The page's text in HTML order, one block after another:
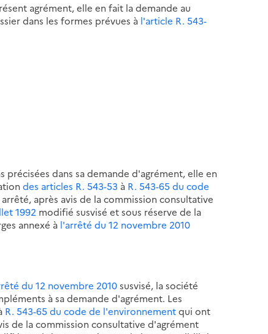
agrément, elle en fait la demande au
dans les formes prévues à l'article R. 543-
dans sa demande d'agrément, elle en
des articles R. 543-53 à R. 543-65 du code
après avis de la commission consultative
1992 modifié susvisé et sous réserve de la
annexé à l'arrêté du 12 novembre 2010
du 12 novembre 2010susvisé, la société
à sa demande d'agrément. Les
R. 543-65 du code de l'environnementqui ont
de la commission consultative d'agrément